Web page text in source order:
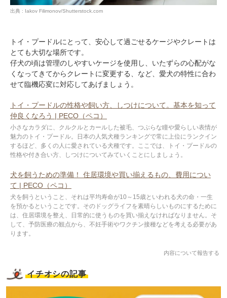
出典 : Iakov Filimonov/Shutterstock.com
トイ・プードルにとって、安心して過ごせるケージやクレートは
とても大切な場所です。
仔犬の頃は管理のしやすいケージを使用し、いたずらの心配がな
くなってきてからクレートに変更する、など、愛犬の特性に合わ
せて臨機応変に対応してあげましょう。
トイ・プードルの性格や飼い方、しつけについて。基本を知って
仲良くなろう | PECO（ペコ）
小さなカラダに、クルクルとカールした被毛、つぶらな瞳や愛らしい表情が
魅力のトイ・プードル。日本の人気犬種ランキングで常に上位にランクイン
するほど、多くの人に愛されている犬種です。ここでは、トイ・プードルの
性格や付き合い方、しつけについてみていくことにしましょう。
犬を飼うための準備！ 住居環境や買い揃えるもの、費用につい
て | PECO（ペコ）
犬を飼うということ、それは平均寿命が10～15歳といわれる犬の命・一生
を預かるということです。そのドッグライフを素晴らしいものにするために
は、住居環境を整え、日常的に使うものを買い揃えなければなりません。そ
して、予防医療の観点から、不妊手術やワクチン接種などを考える必要があ
ります。
内容について報告する
イチオシの記事